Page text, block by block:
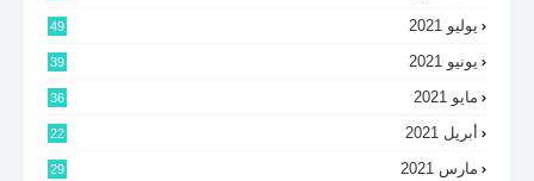
يوليو 2021 49
يونيو 2021 39
مايو 2021 36
أبريل 2021 22
مارس 2021 29